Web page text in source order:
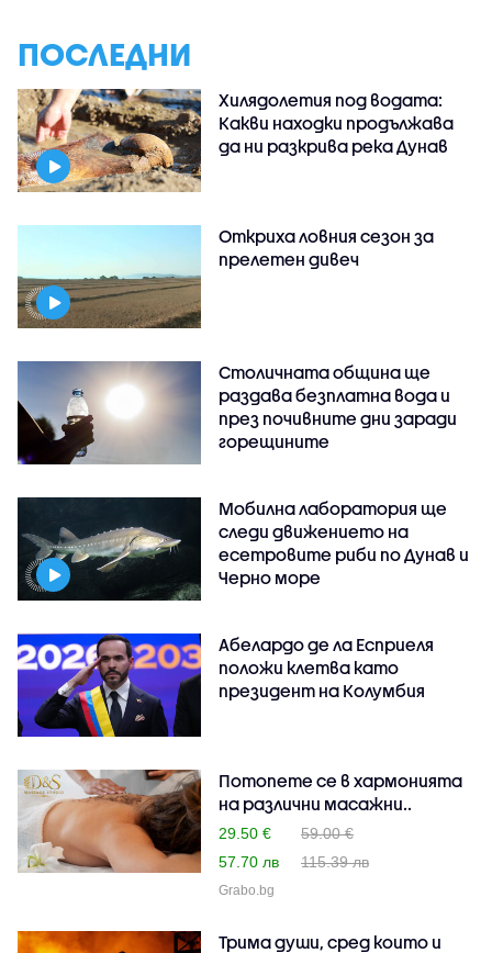
ПОСЛЕДНИ
Хилядолетия под водата:
Какви находки продължава
да ни разкрива река Дунав
Откриха ловния сезон за
прелетен дивеч
Столичната община ще
раздава безплатна вода и
през почивните дни заради
горещините
Мобилна лаборатория ще
следи движението на
есетровите риби по Дунав и
Черно море
Абелардо де ла Есприеля
положи клетва като
президент на Колумбия
Потопете се в хармонията
на различни масажни..
29.50 €
59.00 €
57.70 лв
115.39 лв
Grabo.bg
Трима души, сред които и